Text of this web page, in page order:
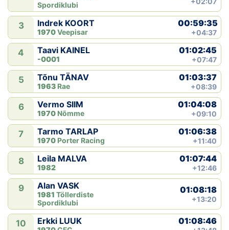
Spordiklubi
3 Indrek KOORT
1970Veepisar
00:59:35
+04:37
4 Taavi KAINEL
-0001
01:02:45
+07:47
5 Tõnu TÄNAV
1963 Rae
01:03:37
+08:39
6 Vermo SIIM
1970 Nõmme
01:04:08
+09:10
7 Tarmo TARLAP
1970 Porter Racing
01:06:38
+11:40
8 Leila MALVA
1982
01:07:44
+12:46
9 Alan VASK
1981 Töllerdiste
Spordiklubi
01:08:18
+13:20
10 Erkki LUUK 01:08:46